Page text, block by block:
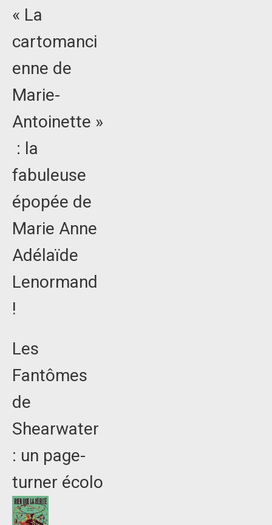
« La
cartomanci
enne de
Marie-
Antoinette »
: la
fabuleuse
épopée de
Marie Anne
Adélaïde
Lenormand
!
Les
Fantômes
de
Shearwater
: un page-
turner écolo